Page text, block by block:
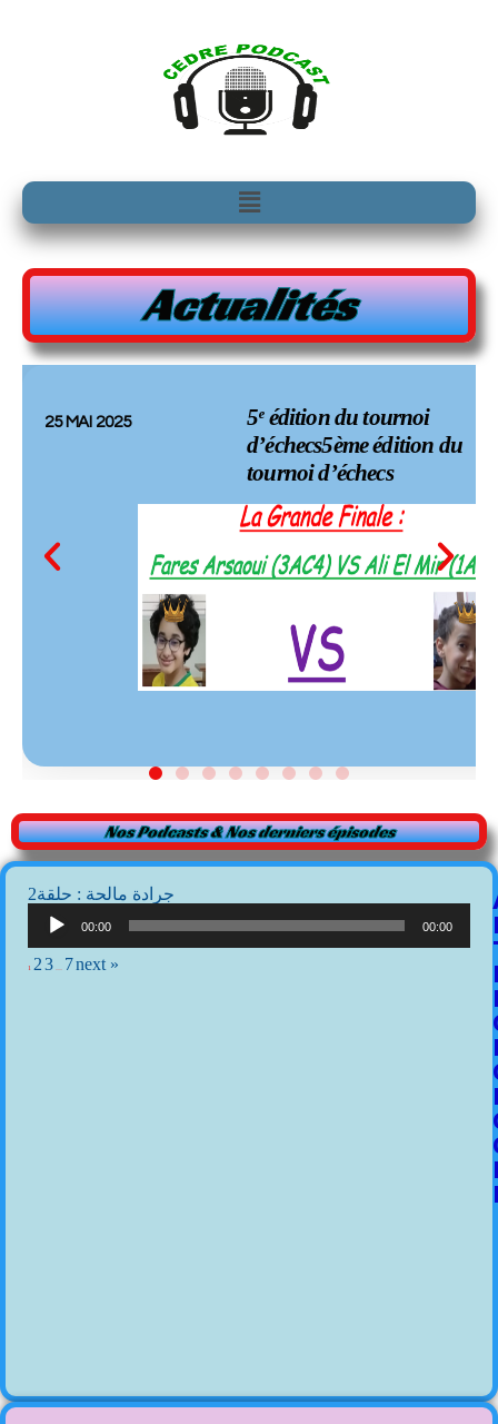
Menu
Actualités
25 MAI 2025
5ᵉ édition du tournoi
d’échecs5ème édition du
tournoi d’échecs
Nos Podcasts & Nos derniers épisodes
2جرادة مالحة : حلقة
00:00 00:00
1 23 7next »